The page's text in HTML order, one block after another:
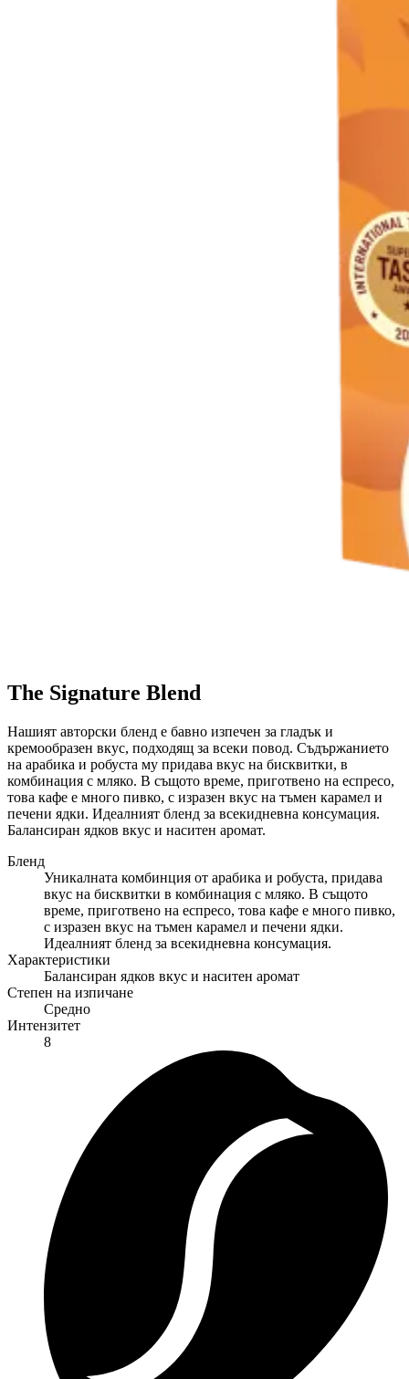
The Signature Blend
Нашият авторски бленд е бавно изпечен за гладък и
кремообразен вкус, подходящ за всеки повод. Съдържанието
на арабика и робуста му придава вкус на бисквитки, в
комбинация с мляко. В същото време, приготвено на еспресо,
това кафе е много пивко, с изразен вкус на тъмен карамел и
печени ядки. Идеалният бленд за всекидневна консумация.
Балансиран ядков вкус и наситен аромат.
Бленд
Уникалната комбинция от арабика и робуста, придава
вкус на бисквитки в комбинация с мляко. В същото
време, приготвено на еспресо, това кафе е много пивко,
с изразен вкус на тъмен карамел и печени ядки.
Идеалният бленд за всекидневна консумация.
Характеристики
Балансиран ядков вкус и наситен аромат
Степен на изпичане
Средно
Интензитет
8